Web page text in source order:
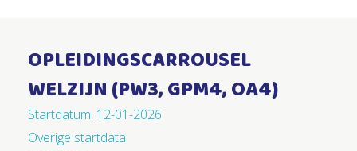
OPLEIDINGSCARROUSEL
WELZIJN (PW3, GPM4, OA4)
Startdatum: 12-01-2026
Overige startdata: